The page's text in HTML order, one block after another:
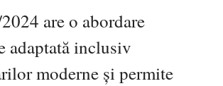
are o abordare
adaptată inclusiv
moderne și permite